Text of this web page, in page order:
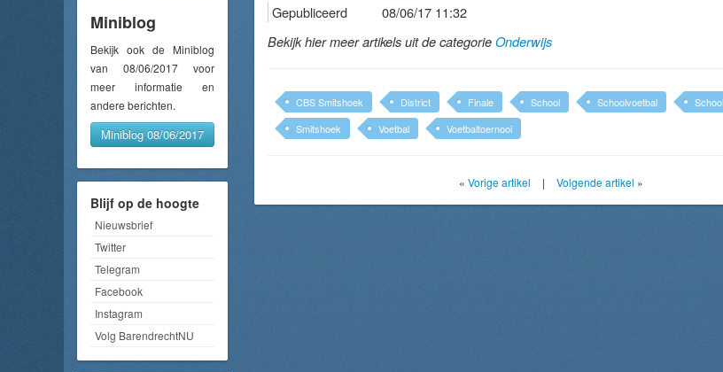
Miniblog
Bekijk ook de Miniblog
van 08/06/2017 voor
meer informatie en
andere berichten.
Miniblog 08/06/2017
Blijf op de hoogte
Nieuwsbrief
Twitter
Telegram
Facebook
Instagram
Volg BarendrechtNU
Gepubliceerd
08/06/17 11:32
Bekijk hier meer artikels uit de categorie Onderwijs
CBS Smitshoek District Finale School Schoolvoetbal
Smitshoek
Voetbal Voetbaltoernooi
« Vorige artikel | Volgende artikel »